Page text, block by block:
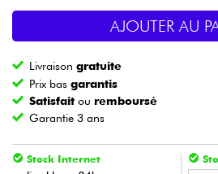
Eclairage
Vents
AJOUTER AU
Livraisongratuite
Prix basgarantis
Satisfait ou remboursé
Garantie 3 ans
Stock Internet